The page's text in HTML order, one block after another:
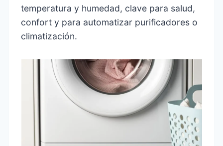
temperatura y humedad, clave para salud,
confort y para automatizar purificadores o
climatización.